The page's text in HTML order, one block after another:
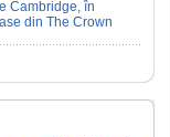
Cambridge, în
din The Crown